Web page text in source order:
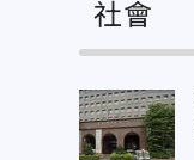
社會